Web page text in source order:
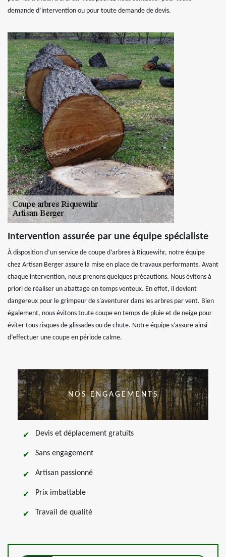
demande d’intervention ou pour toute demande de devis.
Intervention assurée par une équipe spécialiste
À disposition d’un service de coupe d’arbres à Riquewihr, notre équipe
chez Artisan Berger assure la mise en place de travaux performants. Avant
chaque intervention, nous prenons quelques précautions. Nous évitons à
priori de réaliser un abattage en temps venteux. En effet, il devient
dangereux pour le grimpeur de s'aventurer dans les arbres par vent. Bien
également, nous évitons toute coupe en temps de pluie et de neige pour
éviter tous risques de glissades ou de chute. Notre équipe s’assure ainsi
d’effectuer une coupe en période calme.
NOS ENGAGEMENTS
Devis et déplacement gratuits
Sans engagement
Artisan passionné
Prix imbattable
Travail de qualité